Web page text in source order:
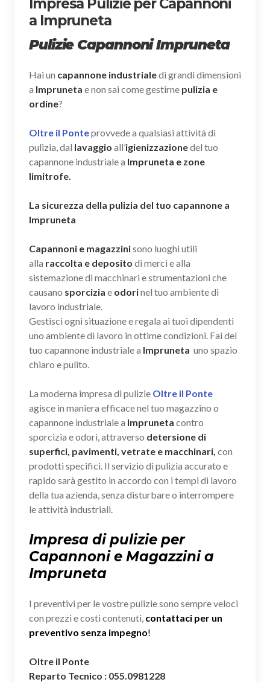
Impresa Pulizie per Capannoni
a Impruneta
Pulizie Capannoni Impruneta
Hai un capannone industrialedi grandi dimensioni
a Impruneta e non sai come gestirne pulizia e
ordine?
Oltre il Ponteprovvede a qualsiasi attività di
pulizia, dal lavaggio all’igienizzazionedel tuo
capannone industriale a Impruneta e zone
limitrofe.
La sicurezza della pulizia del tuo capannone a
Impruneta
Capannoni e magazzinisono luoghi utili
alla raccolta e deposito di merci e alla
sistemazione di macchinari e strumentazioni che
causano sporcizia e odorinel tuo ambiente di
lavoro industriale.
Gestisci ogni situazione e regala ai tuoi dipendenti
uno ambiente di lavoro in ottime condizioni. Fai del
tuo capannone industriale a Impruneta uno spazio
chiaro e pulito.
La moderna impresa di pulizie Oltre il Ponte
agisce in maniera efficace nel tuo magazzino o
capannone industriale a Impruneta contro
sporcizia e odori, attraverso detersione di
superfici, pavimenti, vetrate e macchinari, con
prodotti specifici. Il servizio di pulizia accurato e
rapido sarà gestito in accordo con i tempi di lavoro
della tua azienda, senza disturbare o interrompere
le attività industriali.
Impresa di pulizie per
Capannoni e Magazzini a
Impruneta
I preventivi per le vostre pulizie sono sempre veloci
con prezzi e costi contenuti, contattaci per un
preventivo senza impegno!
Oltre il Ponte
Reparto Tecnico : 055.0981228